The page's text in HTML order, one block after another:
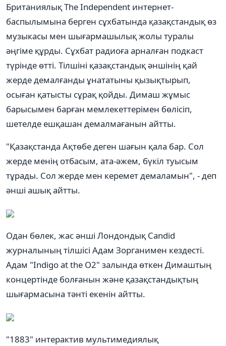
Британиялық The Independent интернет-
баспылымына берген сұхбатында қазақстандық өз
музыкасы мен шығармашылық жолы туралы
әңгіме құрды. Сұхбат радиоға арналған подкаст
түрінде өтті. Тілшіні қазақстандық әншінің қай
жерде демалғанды ұнататыны қызықтырып,
осыған қатысты сұрақ қойды. Димаш жұмыс
барысымен барған мемлекеттерімен бөлісіп,
шетелде ешқашан демалмағанын айтты.
"Қазақстанда Ақтөбе деген шағын қала бар. Сол
жерде менің отбасым, ата-әжем, бүкіл туысым
тұрады. Сол жерде мен керемет демаламын", - деп
әнші ашық айтты.
Одан бөлек, жас әнші Лондондық Candid
журналының тілшісі Адам Зорганимен кездесті.
Адам "Indigo at the O2" залында өткен Димаштың
концертінде болғанын және қазақстандықтың
шығармасына тәнті екенін айтты.
"1883" интерактив мультимедиялық